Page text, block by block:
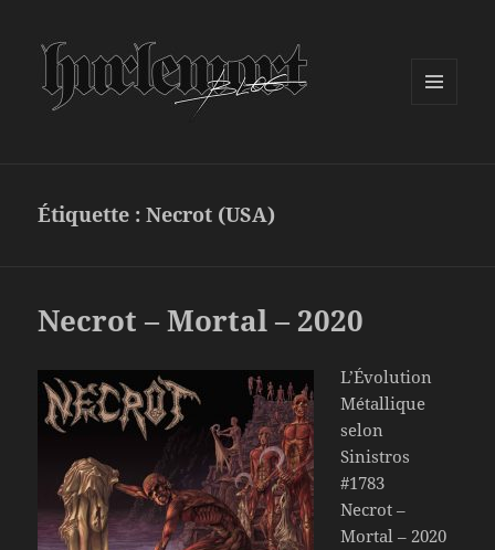
Étiquette :Necrot (USA)
Necrot – Mortal – 2020
L’Évolution
Métallique
selon
Sinistros
#1783
Necrot –
Mortal – 2020